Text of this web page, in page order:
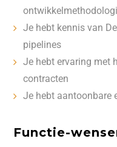
Je hebt kennis van
pipelines
Je hebt ervaring met
contracten
Je hebt aantoonbare
Functie-